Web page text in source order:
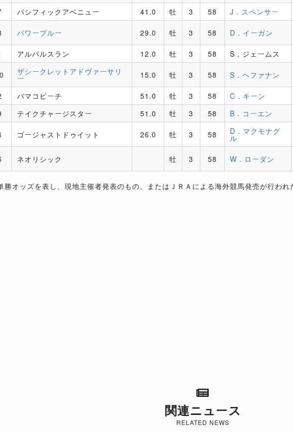
パシフィックアベニュー 41.0 牡 3 58 J．スペンサー
パワーブルー 29.0 牡 3 58 D．イーガン
アルパルスラン 12.0 牡 3 58 S．ジェームス
ザシークレットアドヴァーサリ
ー 15.0 牡 3 58 S．ヘファナン
バマコビーチ 51.0 牡 3 58 C．キーン
テイクチャージスター 51.0 牡 3 58 B．コーエン
ゴージャストドゥイット 26.0 牡 3 58 D．マクモナグ
ル
ネオリシック 牡 3 58 W．ローダン
勝オッズを表し、現地主催者発表のもの、またはＪＲＡによる海外競馬発売が行わ
関連ニュース
RELATED NEWS